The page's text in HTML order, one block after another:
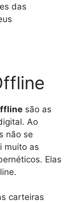
das
são as
Ao
não se
muito as
Elas
carteiras